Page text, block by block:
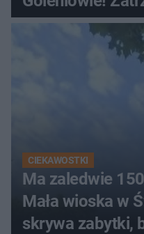
CIEKAWOSTKI
Ma zaledwie
Mała wioska w
skrywa zabytki,